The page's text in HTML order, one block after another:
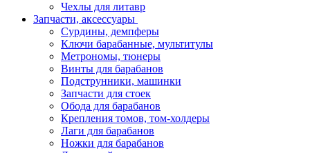
Чехлы для литавр
Запчасти, аксессуары
Сурдины, демпферы
Ключи барабанные, мультитулы
Метрономы, тюнеры
Винты для барабанов
Подструнники, машинки
Запчасти для стоек
Обода для барабанов
Крепления томов, том-холдеры
Лаги для барабанов
Ножки для барабанов